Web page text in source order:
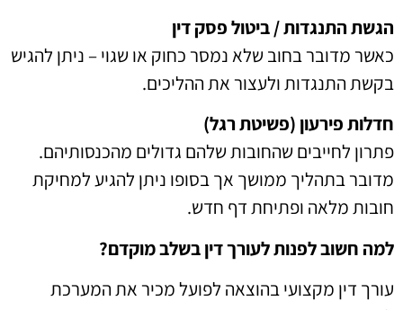
הגשת התנגדות / ביטול פסק דין
כאשר מדובר בחוב שלא נמסר כחוק או שגוי – ניתן להגיש
בקשת התנגדות ולעצור את ההליכים.
חדלות פירעון (פשיטת רגל)
פתרון לחייבים שהחובות שלהם גדולים מהכנסותיהם.
מדובר בתהליך ממושך אך בסופו ניתן להגיע למחיקת
חובות מלאה ופתיחת דף חדש.
למה חשוב לפנות לעורך דין בשלב מוקדם?
עורך דין מקצועי בהוצאה לפועל מכיר את המערכת